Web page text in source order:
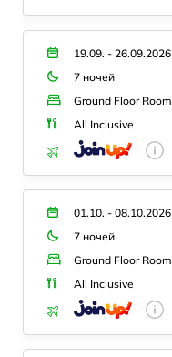
19.09. - 26.09.2026
7 ночей
Ground Floor Room
All Inclusive
01.10. - 08.10.2026
7 ночей
Ground Floor Room
All Inclusive